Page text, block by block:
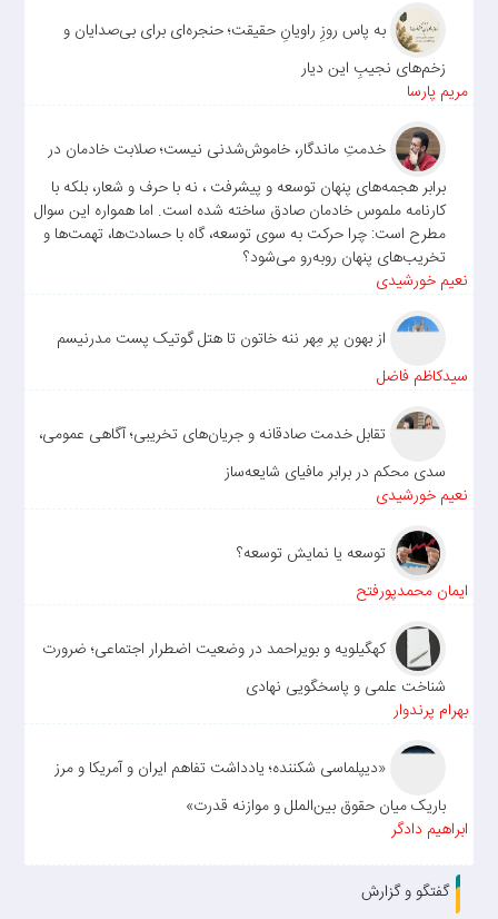
به پاس روزِ راویانِ حقیقت؛ حنجره‌ای برای بی‌صدایان و
زخم‌های نجیبِ این دیار
مریم پارسا
خدمتِ ماندگار، خاموش‌شدنی نیست؛ صلابت خادمان در
برابر هجمه‌های پنهان توسعه و پیشرفت ، نه با حرف و شعار، بلکه با
کارنامه ملموس خادمان صادق ساخته شده است. اما همواره این سوال
مطرح است: چرا حرکت به سوی توسعه، گاه با حسادت‌ها، تهمت‌ها و
تخریب‌های پنهان روبه‌رو می‌شود؟
نعیم خورشیدی
از بهون پر مِهر ننه خاتون تا هتل گوتیک پست مدرنیسم
سیدکاظم فاضل
تقابل خدمت صادقانه و جریان‌های تخریبی؛ آگاهی عمومی،
سدی محکم در برابر مافیای شایعه‌ساز
نعیم خورشیدی
توسعه یا نمایش توسعه؟
ایمان محمدپورفتح
کهگیلویه و بویراحمد در وضعیت اضطرار اجتماعی؛ ضرورت
شناخت علمی و پاسخگویی نهادی
بهرام پرندوار
«دیپلماسی شکننده؛ یادداشت تفاهم ایران و آمریکا و مرز
باریک میان حقوق بین‌الملل و موازنه قدرت»
ابراهیم دادگر
گفتگو و گزارش